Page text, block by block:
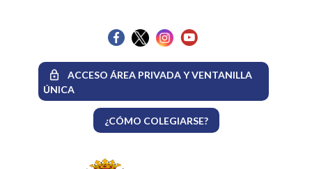
ACCESO ÁREA PRIVADA Y VENTANILLA
ÚNICA
¿CÓMO COLEGIARSE?